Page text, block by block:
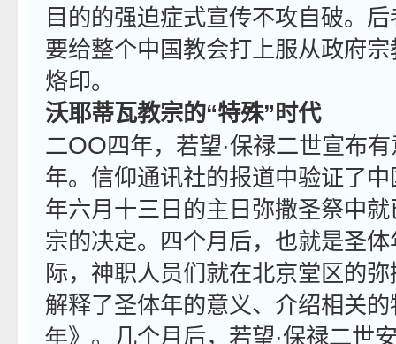
目的的强迫症式宣传不攻自破。
要给整个中国教会打上服从政府
烙印。
沃耶蒂瓦教宗的“特殊”时代
二OO四年，若望·保禄二世宣布
年。信仰通讯社的报道中验证了
年六月十三日的主日弥撒圣祭中
宗的决定。四个月后，也就是圣
际，神职人员们就在北京堂区的
解释了圣体年的意义、介绍相关
年》。几个月后，若望·保禄二世